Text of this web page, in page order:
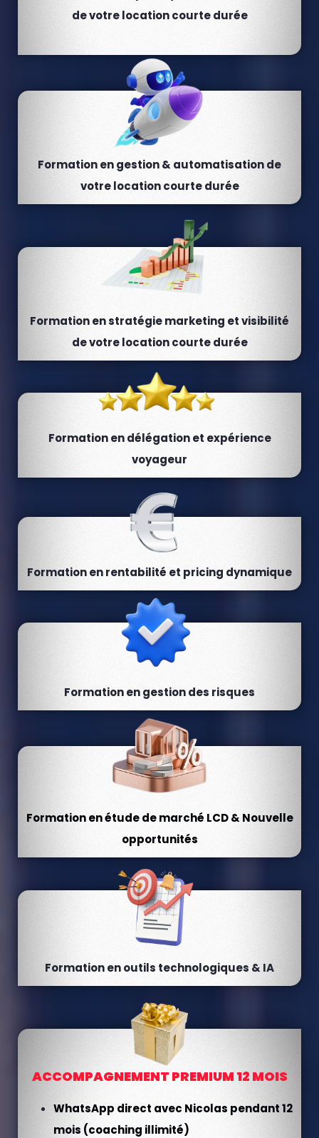
de votre location courte durée
Formation en gestion & automatisation de
votre location courte durée
Formation en stratégie marketing et visibilité
de votre location courte durée
Formation en délégation et expérience
voyageur
Formation en rentabilité et pricing dynamique
Formation en gestion des risques
Formation en étude de marché LCD & Nouvelle
opportunités
Formation en outils technologiques & IA
ACCOMPAGNEMENT PREMIUM 12 MOIS
WhatsApp direct avec Nicolas pendant 12
mois (coaching illimité)